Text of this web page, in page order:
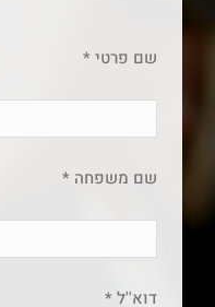
שם פרטי *
שם משפחה *
דוא''ל *